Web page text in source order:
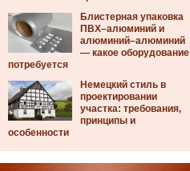
Блистерная упаковка
ПВХ–алюминий и
алюминий–алюминий
— какое оборудование
потребуется
Немецкий стиль в
проектировании
участка: требования,
принципы и
особенности